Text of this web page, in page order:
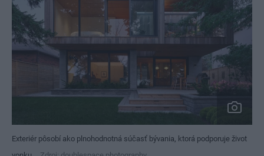
Exteriér pôsobí ako plnohodnotná súčasť bývania, ktorá podporuje život